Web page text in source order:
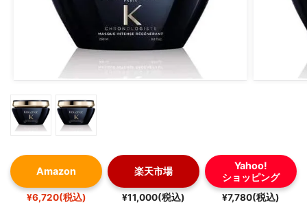
Amazon
¥6,720(税込)
楽天市場
¥11,000(税込)
Yahoo!
ショッピング
¥7,780(税込)